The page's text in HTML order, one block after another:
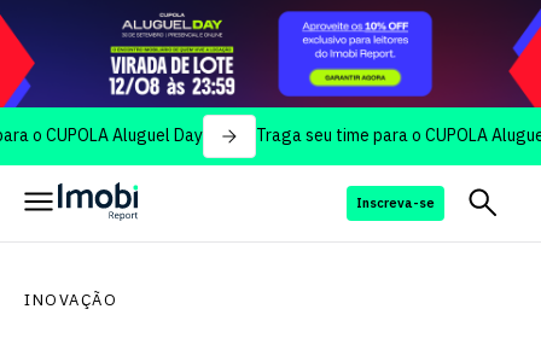
Aluguel Day Traga seu time para o CUPOLA Aluguel Day
Inscreva-se
INOVAÇÃO